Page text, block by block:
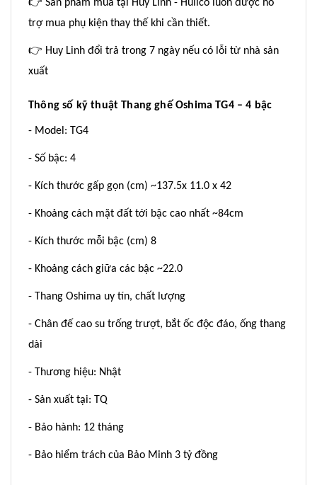
Sản phẩm mua tại Huy Linh - Hulico luôn được hỗ
trợ mua phụ kiện thay thế khi cần thiết.
👉 Huy Linh đổi trả trong 7 ngày nếu có lỗi từ nhà sản
xuất
Thông số kỹ thuật Thang ghế Oshima TG4 – 4 bậc
- Model: TG4
- Số bậc: 4
- Kích thước gấp gọn (cm) ~137.5x 11.0 x 42
- Khoảng cách mặt đất tới bậc cao nhất ~84cm
- Kích thước mỗi bậc (cm) 8
- Khoảng cách giữa các bậc ~22.0
- Thang Oshima uy tín, chất lượng
- Chân đế cao su trống trượt, bắt ốc độc đáo, ống thang
dài
- Thương hiệu: Nhật
- Sản xuất tại: TQ
- Bảo hành: 12 tháng
- Bảo hiểm trách của Bảo Minh 3 tỷ đồng